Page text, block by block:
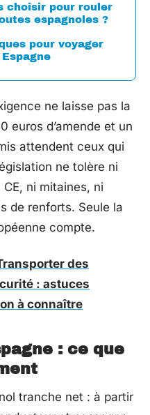
choisir pour rouler
espagnoles ?
pour voyager
ne laisse pas la
euros d’amende et un
attendent ceux qui
ne tolère ni
ni mitaines, ni
de renforts. Seule la
compte.
des
: astuces
à connaître
: ce que
tranche net : à partir